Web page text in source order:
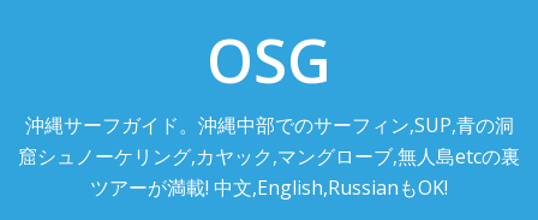
OSG
沖縄サーフガイド。沖縄中部でのサーフィン,SUP,青の洞
窟シュノーケリング,カヤック,マングローブ,無人島etcの裏
ツアーが満載! 中文,English,RussianもOK!